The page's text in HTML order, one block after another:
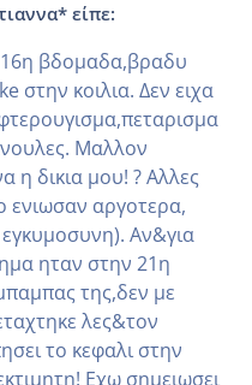
είπε:
βδομαδα,βραδυ
στην κοιλια. Δεν ειχα
Μαλλον
η δικια μου! ? Αλλες
ενιωσαν αργοτερα,
Αν&για
ηταν στην 21η
της,δεν με
λες&τον
το κεφαλι στην
Εχω σημειωσει